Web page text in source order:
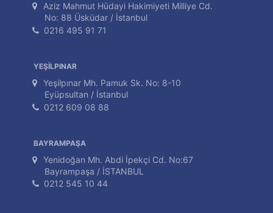
Aziz Mahmut Hüdayi Hakimiyeti Milliye Cd.
No: 88 Üsküdar / İstanbul
0216 495 91 71
YEŞİLPINAR
Yeşilpınar Mh. Pamuk Sk. No: 8-10
Eyüpsultan / İstanbul
0212 609 08 88
BAYRAMPAŞA
Yenidoğan Mh. Abdi İpekçi Cd. No:67
Bayrampaşa / İSTANBUL
0212 545 10 44